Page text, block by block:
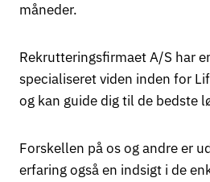
måneder.
Rekrutteringsfirmaet A/S har
specialiseret viden inden for
og kan guide dig til de bedste
Forskellen på os og andre er
erfaring også en indsigt i de